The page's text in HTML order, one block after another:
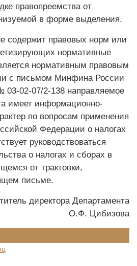
правопреемства от
в форме выделения.
содержит правовых норм или
нормативные
нормативным правовым
с письмом Минфина России
03-02-07/2-138 направляемое
имеет информационно-
по вопросам применения
Федерации о налогах
руководствоваться
о налогах и сборах в
от трактовки,
письме.
директора Департамента
О.Ф. Цибизова